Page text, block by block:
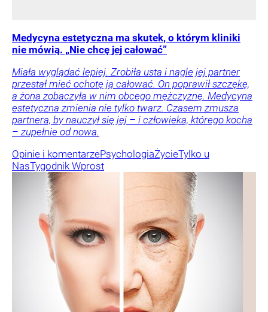
Medycyna estetyczna ma skutek, o którym kliniki
nie mówią. „Nie chcę jej całować”
Miała wyglądać lepiej. Zrobiła usta i nagle jej partner
przestał mieć ochotę ją całować. On poprawił szczękę,
a żona zobaczyła w nim obcego mężczyznę. Medycyna
estetyczna zmienia nie tylko twarz. Czasem zmusza
partnera, by nauczył się jej – i człowieka, którego kocha
– zupełnie od nowa.
Opinie i komentarzePsychologiaŻycieTylko u
NasTygodnik Wprost